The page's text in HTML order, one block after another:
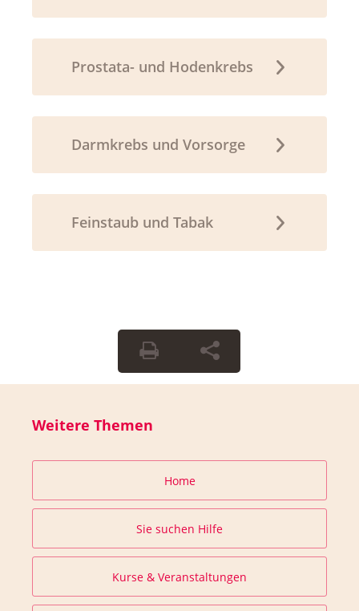
Prostata- und Hodenkrebs
Darmkrebs und Vorsorge
Feinstaub und Tabak
Weitere Themen
Home
Sie suchen Hilfe
Kurse & Veranstaltungen